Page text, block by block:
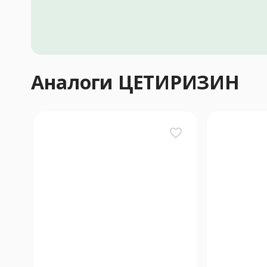
Аналоги ЦЕТИРИЗИН
favorite_border